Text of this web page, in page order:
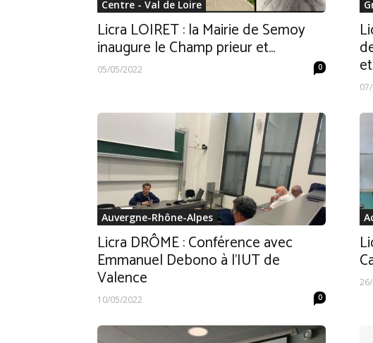
Centre - Val de Loire
Licra LOIRET : la Mairie de Semoy
inaugure le Champ prieur et...
05/05/2022 0
Auvergne-Rhône-Alpes
Licra DRÔME : Conférence avec
Emmanuel Debono à l’IUT de
Valence
10/05/2022 0